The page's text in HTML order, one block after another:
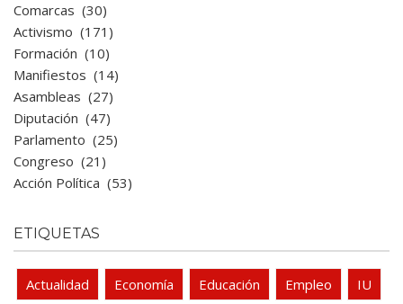
Comarcas (30)
Activismo (171)
Formación (10)
Manifiestos (14)
Asambleas (27)
Diputación (47)
Parlamento (25)
Congreso (21)
Acción Política (53)
ETIQUETAS
Actualidad Economía Educación Empleo IU